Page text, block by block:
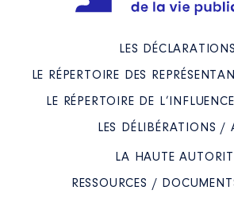
LES DÉCLARATIONS
LE RÉPERTOIRE DES
LE RÉPERTOIRE DE
LES DÉLIBÉRATIONS /
LA HAUTE
RESSOURCES /